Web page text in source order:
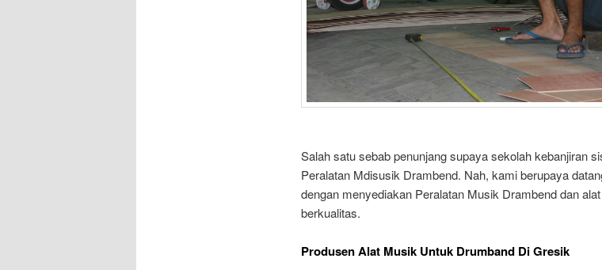
Salah satu sebab penunjang supaya sekolah kebanjiran
Peralatan Mdisusik Drambend. Nah, kami berupaya
dengan menyediakan Peralatan Musik Drambend dan
berkualitas.
Produsen Alat Musik Untuk Drumband Di Gresik